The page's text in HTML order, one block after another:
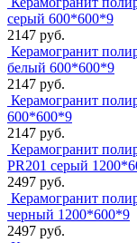
серый 600*600*9
2147 руб.
Керамогранит
белый 600*600*9
2147 руб.
Керамогранит
600*600*9
2147 руб.
Керамогранит
PR201 серый
2497 руб.
Керамогранит
черный 1200*600*9
2497 руб.